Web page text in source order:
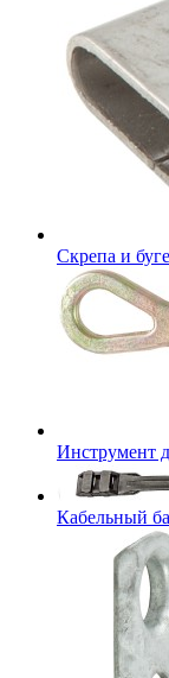
Скрепа и
Инструмент
Кабельный